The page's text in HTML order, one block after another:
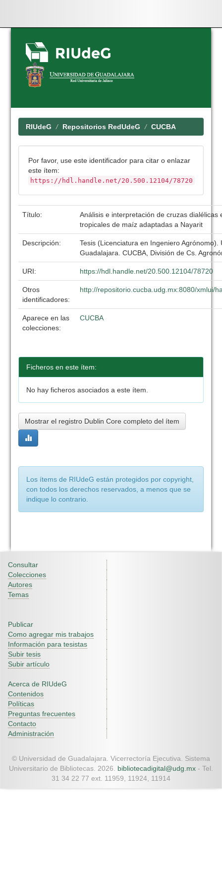
Skip
navigation
RIUdeG Repositorios RedUdeG CUCBA
Por favor, use este identificador para citar o enlazar
este ítem:
https://hdl.handle.net/20.500.12104/78720
Título:
Análisis e interpretación de cruzas dialélicas
tropicales de maíz adaptadas a Nayarit
Descripción:
Tesis (Licenciatura en Ingeniero Agrónomo).
Guadalajara. CUCBA, División de Cs.
URI: https://hdl.handle.net/20.500.12104/78720
Otros
identificadores:
http://repositorio.cucba.udg.mx:8080/xmlui/
Aparece en las
colecciones:
CUCBA
Ficheros en este ítem:
No hay ficheros asociados a este ítem.
Mostrar el registro Dublin Core completo del ítem
Los ítems de RIUdeG están protegidos por copyright,
con todos los derechos reservados, a menos que se
indique lo contrario.
Consultar
Colecciones
Autores
Temas
Publicar
Como agregar mis trabajos
Información para tesistas
Subir tesis
Subir artículo
Acerca de RIUdeG
Contenidos
Políticas
Preguntas frecuentes
Contacto
Administración
© Universidad de Guadalajara. Vicerrectoría Ejecutiva. Sistema
Universitario de Bibliotecas. 2026. bibliotecadigital@udg.mx - Tel.
31 34 22 77 ext. 11959, 11924, 11914